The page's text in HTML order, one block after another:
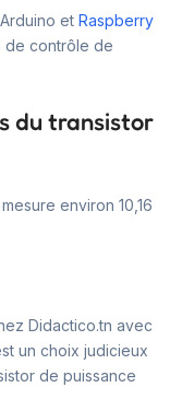
et Raspberry
de contrôle de
du transistor
environ 10,16
Didactico.tn avec
un choix judicieux
de puissance